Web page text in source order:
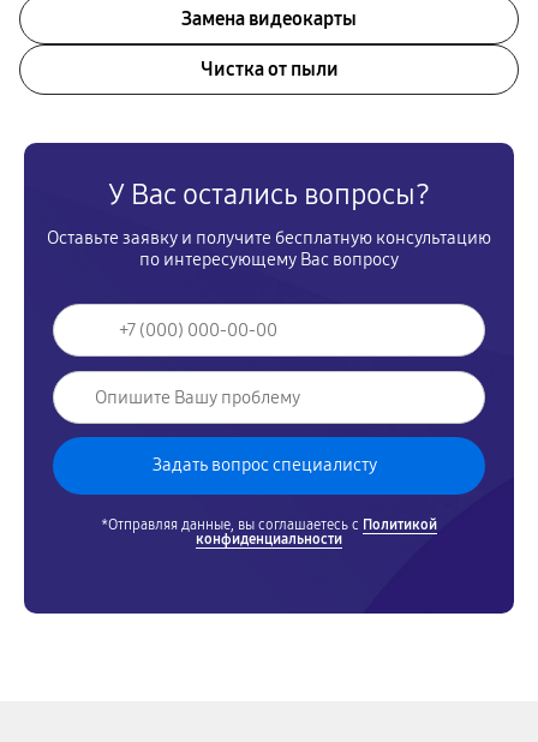
Замена видеокарты
Чистка от пыли
У Вас остались вопросы?
Оставьте заявку и получите бесплатную консультацию
по интересующему Вас вопросу
*Отправляя данные, вы соглашаетесь с Политикой
конфиденциальности